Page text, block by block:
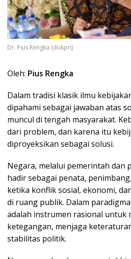
Dr. Pius Rengka (dokpri)
Oleh: Pius Rengka
Dalam tradisi klasik ilmu
dipahami sebagai jawaban atas
muncul di tengah masyarakat.
dari problem, dan karena itu
diproyeksikan sebagai solusi.
Negara, melalui pemerintah dan
hadir sebagai penata,
ketika konflik sosial, ekonomi,
di ruang publik. Dalam
adalah instrumen rasional untuk
ketegangan, menjaga
stabilitas politik.